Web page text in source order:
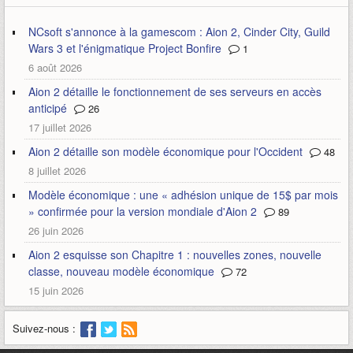
NCsoft s'annonce à la gamescom : Aion 2, Cinder City, Guild
Wars 3 et l'énigmatique Project Bonfire
1
6 août 2026
Aion 2 détaille le fonctionnement de ses serveurs en accès
anticipé
26
17 juillet 2026
Aion 2 détaille son modèle économique pour l'Occident
48
8 juillet 2026
Modèle économique : une « adhésion unique de 15$ par mois
» confirmée pour la version mondiale d'Aion 2
89
26 juin 2026
Aion 2 esquisse son Chapitre 1 : nouvelles zones, nouvelle
classe, nouveau modèle économique
72
15 juin 2026
Suivez-nous :